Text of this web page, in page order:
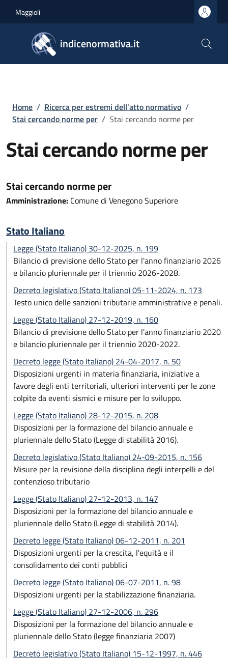
Maggioli
indicenormativa.it
Briciole di pane
Home / Ricerca per estremi dell'atto normativo /
Stai cercando norme per / Stai cercando norme per
Stai cercando norme per
Stai cercando norme per
Amministrazione: Comune di Venegono Superiore
Stato Italiano
Legge (Stato Italiano) 30-12-2025, n. 199
Bilancio di previsione dello Stato per l'anno finanziario 2026
e bilancio pluriennale per il triennio 2026-2028.
Decreto legislativo (Stato Italiano) 05-11-2024, n. 173
Testo unico delle sanzioni tributarie amministrative e penali.
Legge (Stato Italiano) 27-12-2019, n. 160
Bilancio di previsione dello Stato per l'anno finanziario 2020
e bilancio pluriennale per il triennio 2020-2022.
Decreto legge (Stato Italiano) 24-04-2017, n. 50
Disposizioni urgenti in materia finanziaria, iniziative a
favore degli enti territoriali, ulteriori interventi per le zone
colpite da eventi sismici e misure per lo sviluppo.
Legge (Stato Italiano) 28-12-2015, n. 208
Disposizioni per la formazione del bilancio annuale e
pluriennale dello Stato (Legge di stabilità 2016).
Decreto legislativo (Stato Italiano) 24-09-2015, n. 156
Misure per la revisione della disciplina degli interpelli e del
contenzioso tributario
Legge (Stato Italiano) 27-12-2013, n. 147
Disposizioni per la formazione del bilancio annuale e
pluriennale dello Stato (Legge di stabilità 2014).
Decreto legge (Stato Italiano) 06-12-2011, n. 201
Disposizioni urgenti per la crescita, l'equità e il
consolidamento dei conti pubblici
Decreto legge (Stato Italiano) 06-07-2011, n. 98
Disposizioni urgenti per la stabilizzazione finanziaria.
Legge (Stato Italiano) 27-12-2006, n. 296
Disposizioni per la formazione del bilancio annuale e
pluriennale dello Stato (legge finanziaria 2007)
Decreto legislativo (Stato Italiano) 15-12-1997, n. 446